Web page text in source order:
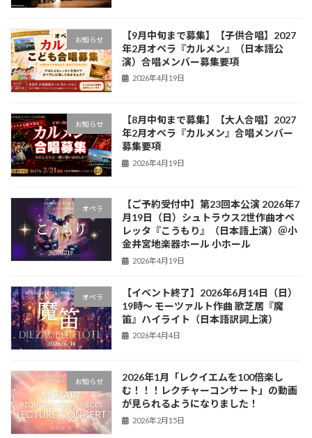
お知らせ
【9月中旬まで募集】【子供合唱】2027
年2月オペラ『カルメン』（日本語公
演）合唱メンバー募集要項
2026年4月19日
お知らせ
【8月中旬まで募集】【大人合唱】2027
年2月オペラ『カルメン』合唱メンバー
募集要項
2026年4月19日
オペラ
【ご予約受付中】第23回本公演 2026年7
月19日（日）シュトラウス2世作曲オペ
レッタ『こうもり』（日本語上演）＠小
金井宮地楽器ホール 小ホール
2026年4月19日
オペラ
【イベント終了】2026年6月14日（日）
19時〜 モーツァルト作曲 歌芝居『魔
笛』ハイライト（日本語訳詞上演）
2026年4月4日
お知らせ
2026年1月「レクイエムを100倍楽し
む！！！レクチャーコンサート」の動画
が見られるようになりました！
2026年2月15日